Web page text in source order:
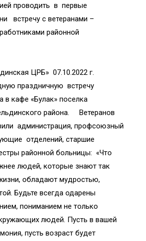
проводить в первые
встречу с ветеранами –
районной
ЦРБ» 07.10.2022 г.
праздничную встречу
в кафе «Булак» поселка
района. Ветеранов
администрация, профсоюзный
отделений, старшие
районной больницы: «Что
людей, которые знают так
обладают мудростью,
Будьте всегда одарены
пониманием не только
людей. Пусть в вашей
пусть возраст будет